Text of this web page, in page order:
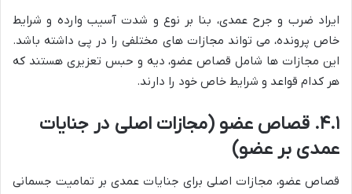
ایراد ضرب و جرح عمدی، بنا بر نوع و شدت آسیب وارده و شرایط
خاص پرونده، می تواند مجازات های مختلفی را در پی داشته باشد.
این مجازات ها شامل قصاص عضو، دیه و حبس تعزیری هستند که
هر کدام قواعد و شرایط خاص خود را دارند.
۴.۱. قصاص عضو (مجازات اصلی در جنایات
عمدی بر عضو)
قصاص عضو، مجازات اصلی برای جنایات عمدی بر تمامیت جسمانی